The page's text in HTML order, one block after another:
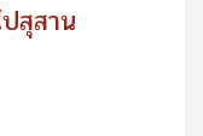
สุสาน